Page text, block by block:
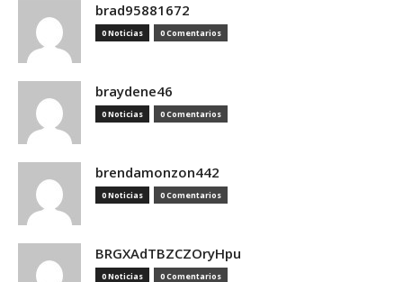
brad95881672
0 Noticias 0 Comentarios
braydene46
0 Noticias 0 Comentarios
brendamonzon442
0 Noticias 0 Comentarios
BRGXAdTBZCZOryHpu
0 Noticias 0 Comentarios